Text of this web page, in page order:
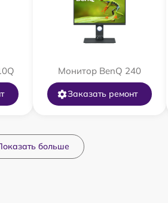
Монитор BenQ 240
Заказать ремонт
больше